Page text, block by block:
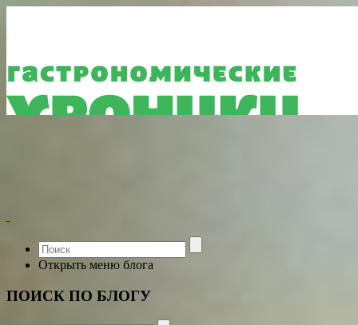
Открыть меню блога
ПОИСК ПО БЛОГУ